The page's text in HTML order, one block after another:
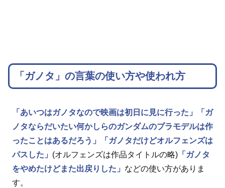
「ガノタ」の言葉の使い方や使われ方
「あいつはガノタなので映画は初日に見に行った」
「ガ
ノタならだいたい何かしらのガンダムのプラモデルは作
ったことはあるだろう」
「ガノタだけどオルフェンズは
パスした」 (オルフェンズは作品タイトルの略) 「ガノタ
をやめたけどまた出戻りした」 などの使い方がありま
す。